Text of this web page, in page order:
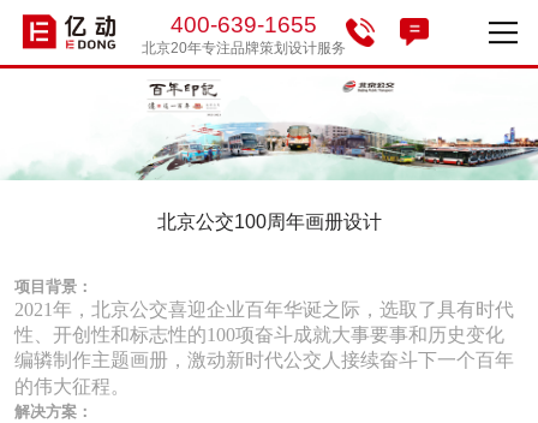
400-639-1655
北京20年专注品牌策划设计服务
案例
简介
合作
北京公交100周年画册设计
项目背景：
2021年，北京公交喜迎企业百年华诞之际，选取了具有时代
性、开创性和标志性的100项奋斗成就大事要事和历史变化
编辚制作主题画册，激动新时代公交人接续奋斗下一个百年
的伟大征程。
解决方案：